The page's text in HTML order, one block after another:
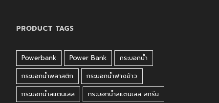
PRODUCT TAGS
Powerbank Power Bank
กระบอกน้ำ
กระบอกน้ำพลาสติก
กระบอกน้ำฟางข้าว
กระบอกน้ำสแตนเลส
กระบอกน้ำสแตนเลส สกรีน